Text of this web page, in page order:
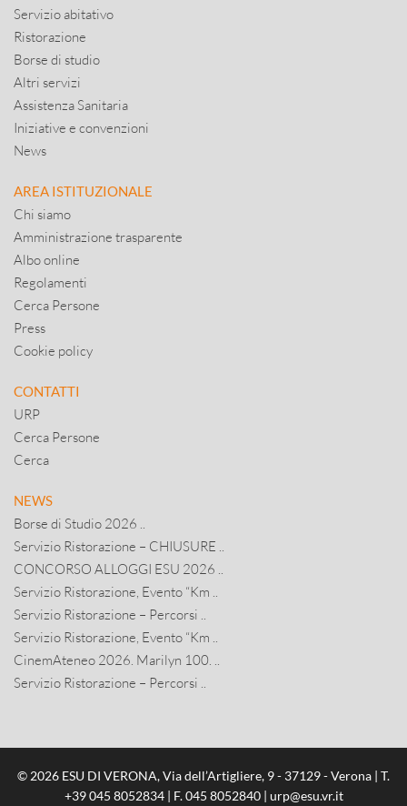
Servizio abitativo
Ristorazione
Borse di studio
Altri servizi
Assistenza Sanitaria
Iniziative e convenzioni
News
AREA ISTITUZIONALE
Chi siamo
Amministrazione trasparente
Albo online
Regolamenti
Cerca Persone
Press
Cookie policy
CONTATTI
URP
Cerca Persone
Cerca
NEWS
Borse di Studio 2026 ..
Servizio Ristorazione – CHIUSURE ..
CONCORSO ALLOGGI ESU 2026 ..
Servizio Ristorazione, Evento “Km ..
Servizio Ristorazione – Percorsi ..
Servizio Ristorazione, Evento “Km ..
CinemAteneo 2026. Marilyn 100. ..
Servizio Ristorazione – Percorsi ..
© 2026 ESU DI VERONA, Via dell’Artigliere, 9 - 37129 - Verona | T.
+39 045 8052834| F. 045 8052840 | urp@esu.vr.it